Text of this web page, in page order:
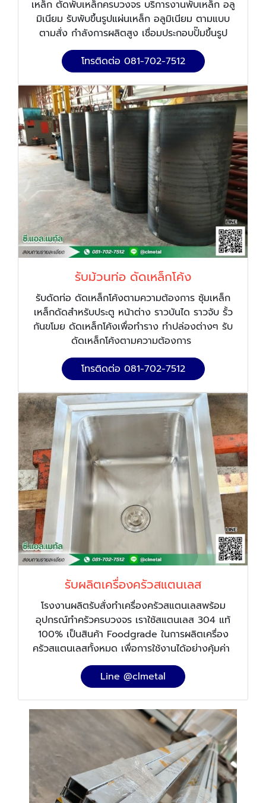
เหล็ก ตัดพับเหล็กครบวงจร บริการงานพับเหล็ก อลู
มิเนียม รับพับขึ้นรูปแผ่นเหล็ก อลูมิเนียม ตามแบบ
ตามสั่ง กำลังการผลิตสูง เชื่อมประกอบปั๊มขึ้นรูป
โทรติดต่อ 081-702-7512
รับม้วนท่อ ดัดเหล็กโค้ง
รับดัดท่อ ดัดเหล็กโค้งตามความต้องการ ซุ้มเหล็ก
เหล็กดัดสำหรับประตู หน้าต่าง ราวบันได ราวจับ รั้ว
กันขโมย ดัดเหล็กโค้งเพื่อทำราง ทำปล่องต่างๆ รับ
ดัดเหล็กโค้งตามความต้องการ
โทรติดต่อ 081-702-7512
รับผลิตเครื่องครัวสแตนเลส
โรงงานผลิตรับสั่งทำเครื่องครัวสแตนเลสพร้อม
อุปกรณ์ทำครัวครบวงจร เราใช้สแตนเลส 304 แท้
100% เป็นสินค้า Foodgrade ในการผลิตเครื่อง
ครัวสแตนเลสทั้งหมด เพื่อการใช้งานได้อย่างคุ้มค่า
Line @clmetal